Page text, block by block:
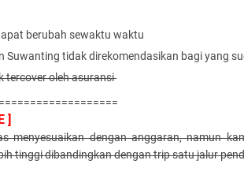
berubah sewaktu waktu
Suwanting tidak direkomendasikan bagi yang
tercover oleh asuransi
]
menyesuaikan dengan anggaran, namun
tinggi dibandingkan dengan trip satu jalur